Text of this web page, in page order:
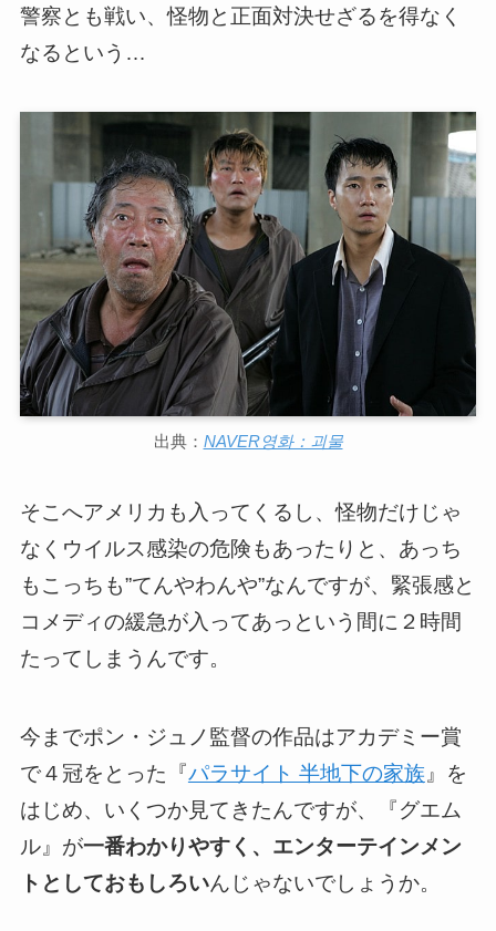
警察とも戦い、怪物と正面対決せざるを得なく
なるという…
出典： NAVER영화：괴물
そこへアメリカも入ってくるし、怪物だけじゃ
なくウイルス感染の危険もあったりと、あっち
もこっちも”てんやわんや”なんですが、緊張感と
コメディの緩急が入ってあっという間に２時間
たってしまうんです。
今までポン・ジュノ監督の作品はアカデミー賞
で４冠をとった『パラサイト 半地下の家族 』を
はじめ、いくつか見てきたんですが、『グエム
ル』が一番わかりやすく、エンターテインメン
トとしておもしろいんじゃないでしょうか。